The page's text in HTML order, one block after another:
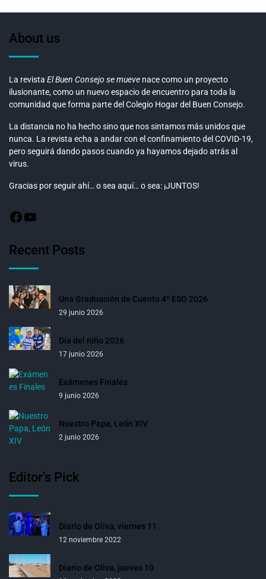
About us
La revista El Buen Consejo se mueve nace como un proyecto
ilusionante, como un nuevo espacio de encuentro para toda la
comunidad que forma parte del Colegio Hogar del Buen Consejo.
La distancia no ha hecho sino que nos sintamos más unidos que
nunca. La revista echa a andar con el confinamiento del COVID-19,
pero seguirá dando pasos cuando ya hayamos dejado atrás al
virus.
Gracias por seguir ahí… o sea aquí… o sea: ¡JUNTOS!
Recent Posts
Una Graduación de Cuento 4º ESO 2026
29 junio 2026
Día del niño 2026
17 junio 2026
Exámenes Finales
9 junio 2026
Nuestro Papa, León XIV
2 junio 2026
Editor’s Pick
Diario de Oliva, viernes 11
12 noviembre 2022
Diario de Oliva, jueves 10